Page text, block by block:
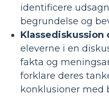
identificere
begrundelse og
Klassediskussion
eleverne i en
fakta og
forklare deres
konklusioner med